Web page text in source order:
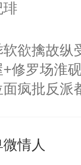
琲
软欲擒故纵
+修罗场淮
面疯批反派
。”淮砚戴
情人